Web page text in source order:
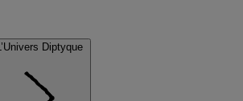
Diptyque